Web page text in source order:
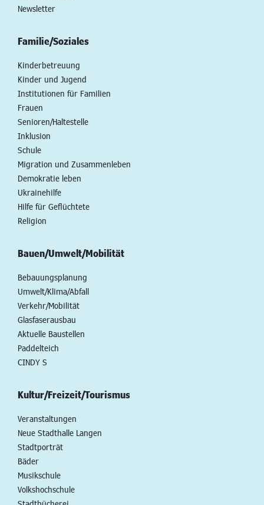
Newsletter
Familie/Soziales
Kinderbetreuung
Kinder und Jugend
Institutionen für Familien
Frauen
Senioren/Haltestelle
Inklusion
Schule
Migration und Zusammenleben
Demokratie leben
Ukrainehilfe
Hilfe für Geflüchtete
Religion
Bauen/Umwelt/Mobilität
Bebauungsplanung
Umwelt/Klima/Abfall
Verkehr/Mobilität
Glasfaserausbau
Aktuelle Baustellen
Paddelteich
CINDY S
Kultur/Freizeit/Tourismus
Veranstaltungen
Neue Stadthalle Langen
Stadtporträt
Bäder
Musikschule
Volkshochschule